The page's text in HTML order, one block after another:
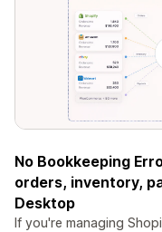
No Bookkeeping
orders, inventory,
Desktop
If you're managing